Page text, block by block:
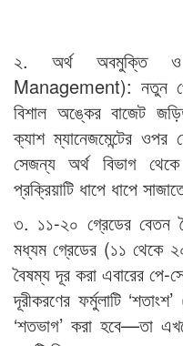
২. অর্থ অবমুক্তি ও
Management): নতুন পে-
বিশাল অঙ্কের বাজেট
ক্যাশ ম্যানেজমেন্টের
সেজন্য অর্থ বিভাগ
প্রক্রিয়াটি ধাপে ধাপে
৩. ১১-২০ গ্রেডের বেতন
মধ্যম গ্রেডের (১১ থেকে ২০
বৈষম্য দূর করা এবারের
দূরীকরণের ফর্মুলাটি
‘শতভাগ’ করা হবে—তা